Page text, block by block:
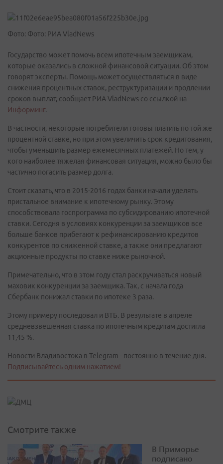
Фото: Фото: РИА VladNews
Государство может помочь всем ипотечным заемщикам,
которые оказались в сложной финансовой ситуации. Об этом
говорят эксперты. Помощь может осуществляться в виде
снижения процентных ставок, реструктуризации и продлении
сроков выплат, сообщает РИА VladNews со ссылкой на
Информинг.
В частности, некоторые потребители готовы платить по той же
процентной ставке, но при этом увеличить срок кредитования,
чтобы уменьшить размер ежемесячных платежей. Но тем, у
кого наиболее тяжелая финансовая ситуация, можно было бы
частично погасить размер долга.
Стоит сказать, что в 2015-2016 годах банки начали уделять
пристальное внимание к ипотечному рынку. Этому
способствовала госпрограмма по субсидированию ипотечной
ставки. Сегодня в условиях конкуренции за заемщиков все
больше банков прибегают к рефинансированию кредитов
конкурентов по сниженной ставке, а также они предлагают
акционные продукты по ставке ниже рыночной.
Примечательно, что в этом году стал раскручиваться новый
маховик конкуренции за заемщика. Так, с начала года
Сбербанк понижал ставки по ипотеке 3 раза.
Этому примеру последовал и ВТБ. В результате в апреле
средневзвешенная ставка по ипотечным кредитам достигла
11,45 %.
Новости Владивостока в Telegram - постоянно в течение дня.
Подписывайтесь одним нажатием!
Смотрите также
В Приморье
подписано